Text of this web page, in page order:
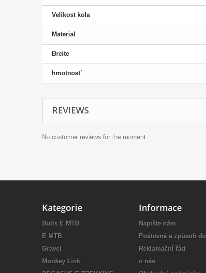
Velikost kola
Material
Breite
hmotnost´
REVIEWS
No customer reviews for the moment.
Kategorie
Bulls E MTB
E MTB
Gravel
Monkey Link
Informace
Napište nám
Poštovné a způsob
Reklamační řád
o nás